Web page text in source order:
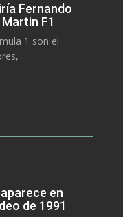
Fernando
F1
1 son el
en
de 1991